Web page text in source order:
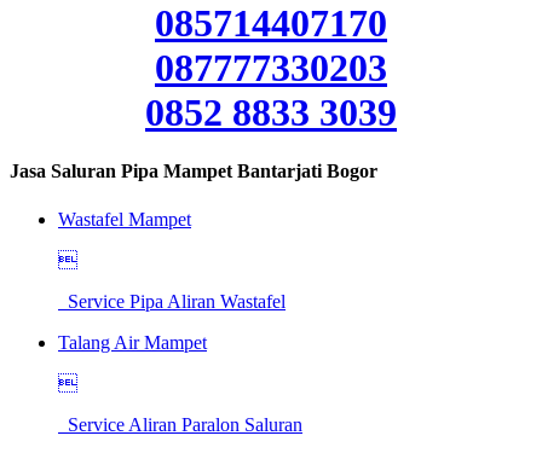
085714407170
087777330203
0852 8833 3039
Jasa Saluran Pipa Mampet Bantarjati Bogor
Wastafel Mampet

Service Pipa Aliran Wastafel
Talang Air Mampet

Service Aliran Paralon Saluran